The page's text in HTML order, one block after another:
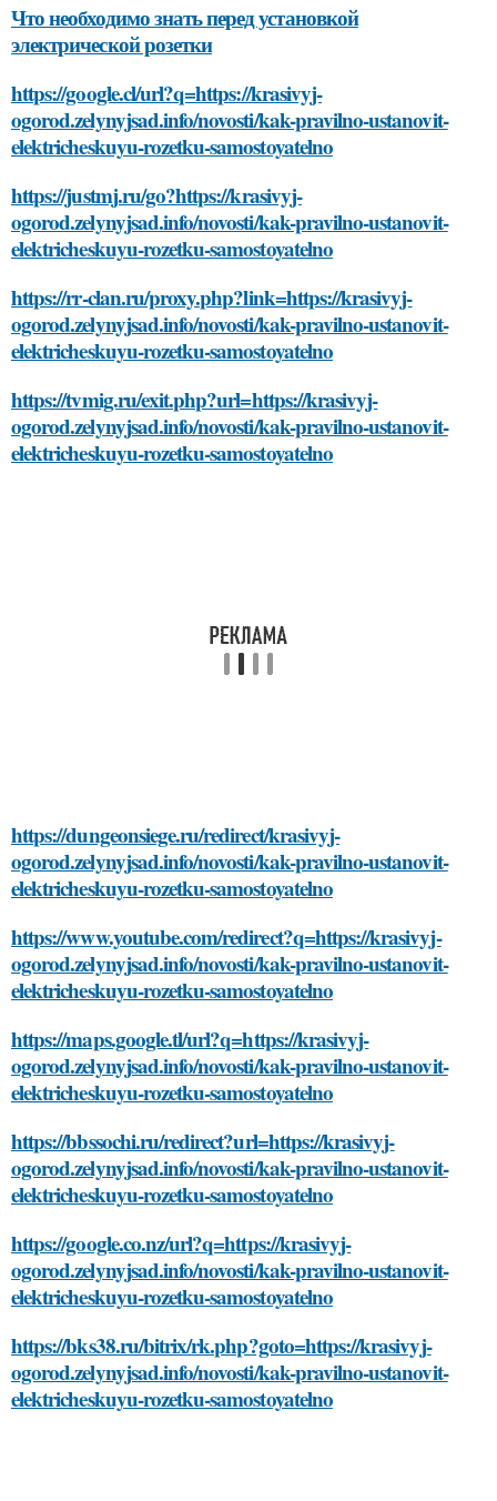
Что необходимо знать перед установкой
электрической розетки
https://google.cl/url?q=https://krasivyj-
ogorod.zelynyjsad.info/novosti/kak-pravilno-ustanovit-
elektricheskuyu-rozetku-samostoyatelno
https://justmj.ru/go?https://krasivyj-
ogorod.zelynyjsad.info/novosti/kak-pravilno-ustanovit-
elektricheskuyu-rozetku-samostoyatelno
https://rr-clan.ru/proxy.php?link=https://krasivyj-
ogorod.zelynyjsad.info/novosti/kak-pravilno-ustanovit-
elektricheskuyu-rozetku-samostoyatelno
https://tvmig.ru/exit.php?url=https://krasivyj-
ogorod.zelynyjsad.info/novosti/kak-pravilno-ustanovit-
elektricheskuyu-rozetku-samostoyatelno
https://dungeonsiege.ru/redirect/krasivyj-
ogorod.zelynyjsad.info/novosti/kak-pravilno-ustanovit-
elektricheskuyu-rozetku-samostoyatelno
https://www.youtube.com/redirect?q=https://krasivyj-
ogorod.zelynyjsad.info/novosti/kak-pravilno-ustanovit-
elektricheskuyu-rozetku-samostoyatelno
https://maps.google.tl/url?q=https://krasivyj-
ogorod.zelynyjsad.info/novosti/kak-pravilno-ustanovit-
elektricheskuyu-rozetku-samostoyatelno
https://bbssochi.ru/redirect?url=https://krasivyj-
ogorod.zelynyjsad.info/novosti/kak-pravilno-ustanovit-
elektricheskuyu-rozetku-samostoyatelno
https://google.co.nz/url?q=https://krasivyj-
ogorod.zelynyjsad.info/novosti/kak-pravilno-ustanovit-
elektricheskuyu-rozetku-samostoyatelno
https://bks38.ru/bitrix/rk.php?goto=https://krasivyj-
ogorod.zelynyjsad.info/novosti/kak-pravilno-ustanovit-
elektricheskuyu-rozetku-samostoyatelno